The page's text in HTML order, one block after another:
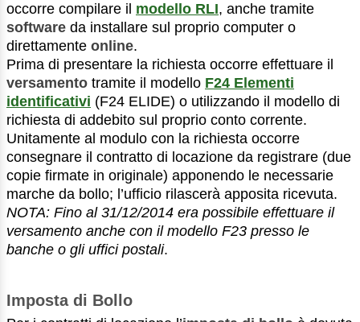
occorre compilare il modello RLI, anche tramite
software da installare sul proprio computer o
direttamente online.
Prima di presentare la richiesta occorre effettuare il
versamento tramite il modello F24 Elementi
identificativi (F24 ELIDE) o utilizzando il modello di
richiesta di addebito sul proprio conto corrente.
Unitamente al modulo con la richiesta occorre
consegnare il contratto di locazione da registrare (due
copie firmate in originale) apponendo le necessarie
marche da bollo; l’ufficio rilascerà apposita ricevuta.
NOTA: Fino al 31/12/2014 era possibile effettuare il
versamento anche con il modello F23 presso le
banche o gli uffici postali.
Imposta di Bollo